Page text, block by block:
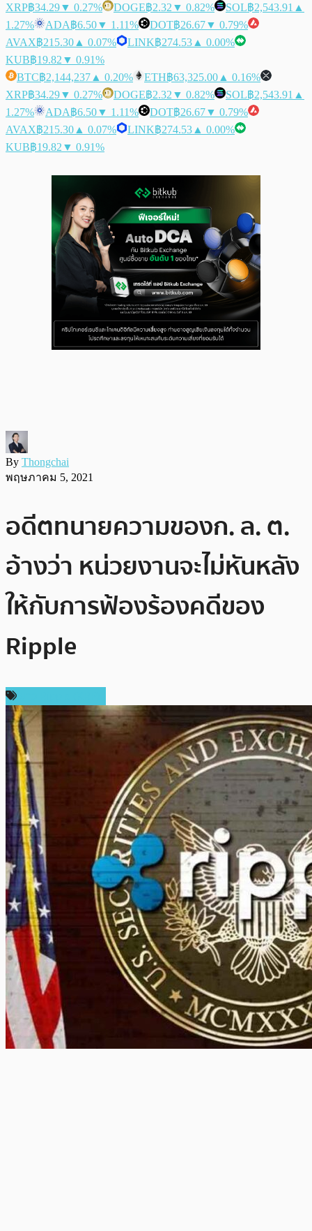
XRP฿34.29▼ 0.27% DOGE฿2.32 ▼ 0.82% SOL฿2,543.91 ▲
1.27%
ADA฿6.50▼ 1.11% DOT฿26.67▼ 0.79%
AVAX฿215.30 ▲ 0.07% LINK฿274.53 ▲ 0.00%
KUB฿19.82 ▼ 0.91%
BTC฿2,144,237 ▲ 0.20% ETH฿63,325.00 ▲ 0.16%
XRP฿34.29▼ 0.27% DOGE฿2.32 ▼ 0.82% SOL฿2,543.91 ▲
1.27%
ADA฿6.50▼ 1.11% DOT฿26.67▼ 0.79%
AVAX฿215.30 ▲ 0.07% LINK฿274.53 ▲ 0.00%
KUB฿19.82 ▼ 0.91%
By Thongchai
พฤษภาคม 5, 2021
อดีตทนายความของก. ล. ต.
อ้างว่า หน่วยงานจะไม่หันหลัง
ให้กับการฟ้องร้องคดีของ
Ripple